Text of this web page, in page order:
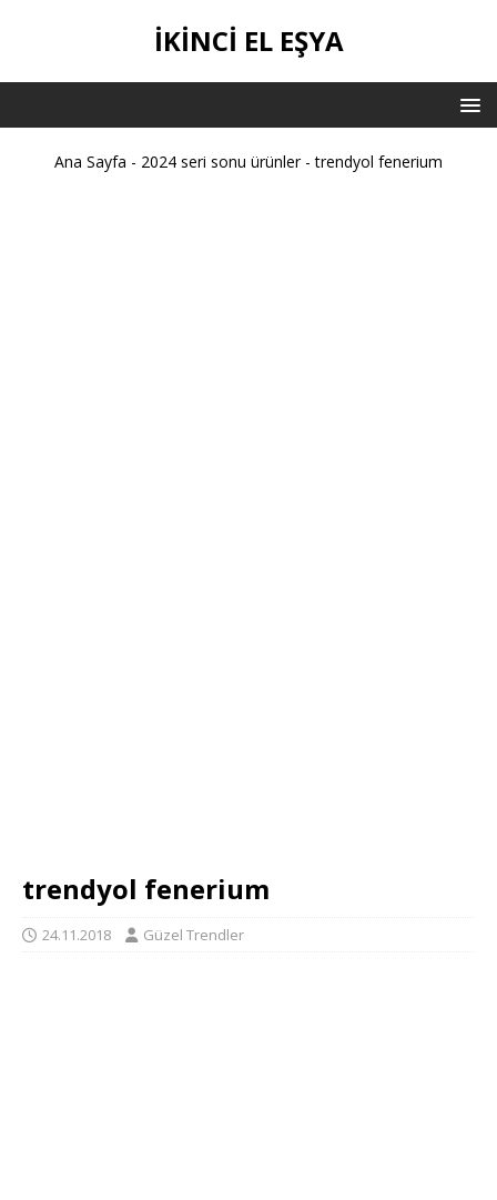
İKİNCİ EL EŞYA
Ana Sayfa - 2024 seri sonu ürünler-trendyol fenerium
trendyol fenerium
24.11.2018 Güzel Trendler